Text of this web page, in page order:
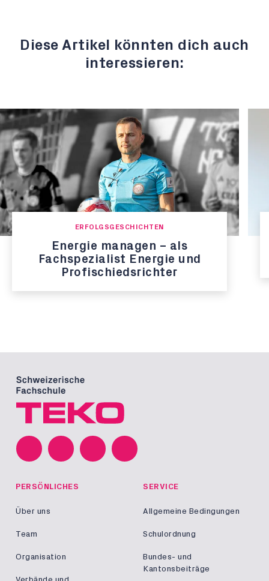
Diese Artikel könnten dich auch
interessieren:
ERFOLGSGESCHICHTEN
Energie managen – als
Fachspezialist Energie und
Profischiedsrichter
PERSÖNLICHES
Über uns
Team
Organisation
SERVICE
Allgemeine Bedingungen
Schulordnung
Bundes- und
Kantonsbeiträge